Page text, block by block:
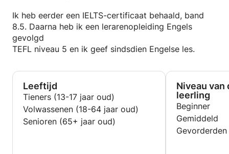
Ik heb eerder een IELTS-certificaat behaald, band
8.5. Daarna heb ik een lerarenopleiding Engels
gevolgd
TEFL niveau 5 en ik geef sindsdien Engelse les.
Leeftijd
Tieners (13-17 jaar oud)
Volwassenen (18-64 jaar oud)
Senioren (65+ jaar oud)
Niveau van
leerling
Beginner
Gemiddeld
Gevorderden